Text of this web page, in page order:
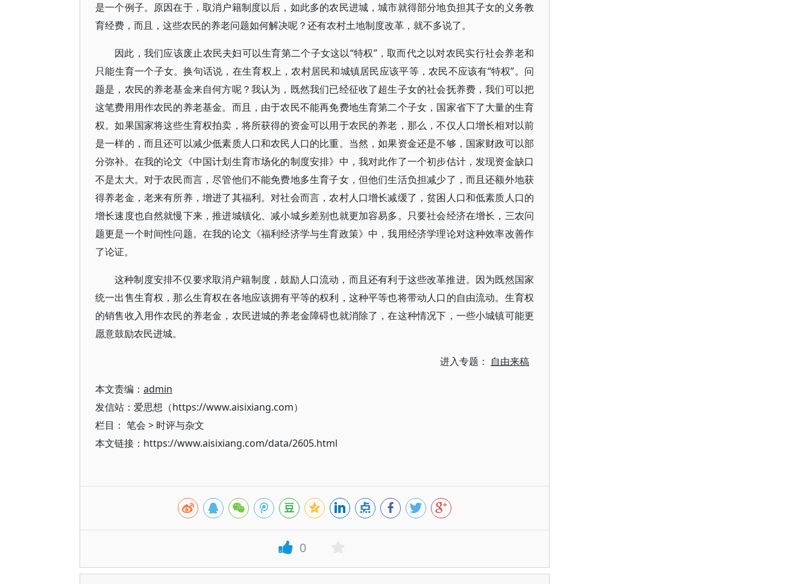
是一个例子。原因在于，取消户籍制度以后，如此多的农民进城，城市就得部分地负担其子女的义务教
育经费，而且，这些农民的养老问题如何解决呢？还有农村土地制度改革，就不多说了。
因此，我们应该废止农民夫妇可以生育第二个子女这以“特权”，取而代之以对农民实行社会养老和
只能生育一个子女。换句话说，在生育权上，农村居民和城镇居民应该平等，农民不应该有“特权”。问
题是，农民的养老基金来自何方呢？我认为，既然我们已经征收了超生子女的社会抚养费，我们可以把
这笔费用用作农民的养老基金。而且，由于农民不能再免费地生育第二个子女，国家省下了大量的生育
权。如果国家将这些生育权拍卖，将所获得的资金可以用于农民的养老，那么，不仅人口增长相对以前
是一样的，而且还可以减少低素质人口和农民人口的比重。当然，如果资金还是不够，国家财政可以部
分弥补。在我的论文《中国计划生育市场化的制度安排》中，我对此作了一个初步估计，发现资金缺口
不是太大。对于农民而言，尽管他们不能免费地多生育子女，但他们生活负担减少了，而且还额外地获
得养老金，老来有所养，增进了其福利。对社会而言，农村人口增长减缓了，贫困人口和低素质人口的
增长速度也自然就慢下来，推进城镇化、减小城乡差别也就更加容易多。只要社会经济在增长，三农问
题更是一个时间性问题。在我的论文《福利经济学与生育政策》中，我用经济学理论对这种效率改善作
了论证。
这种制度安排不仅要求取消户籍制度，鼓励人口流动，而且还有利于这些改革推进。因为既然国家
统一出售生育权，那么生育权在各地应该拥有平等的权利，这种平等也将带动人口的自由流动。生育权
的销售收入用作农民的养老金，农民进城的养老金障碍也就消除了，在这种情况下，一些小城镇可能更
愿意鼓励农民进城。
进入专题： 自由来稿
本文责编： admin
发信站：爱思想（https://www.aisixiang.com）
栏目： 笔会 > 时评与杂文
本文链接：https://www.aisixiang.com/data/2605.html
0